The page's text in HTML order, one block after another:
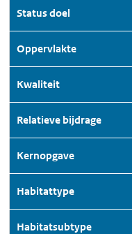
Status doel
Oppervlakte
Kwaliteit
Relatieve bijdrage
Kernopgave
Habitattype
Habitatsubtype